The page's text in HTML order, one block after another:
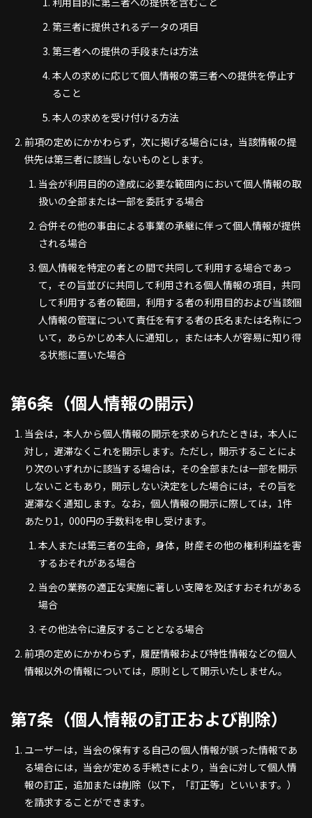
第三者に提供されるデータの項目
第三者への提供の手段または方法
本人の求めに応じて個人情報の第三者への提供を停止す
ること
本人の求めを受け付ける方法
前項の定めにかかわらず，次に掲げる場合には，当該情報の提
供先は第三者に該当しないものとします。
当会が利用目的の達成に必要な範囲内において個人情報の取
扱いの全部または一部を委託する場合
合併その他の事由による事業の承継に伴って個人情報が提供
される場合
個人情報を特定の者との間で共同して利用する場合であっ
て，その旨並びに共同して利用される個人情報の項目，共同
して利用する者の範囲，利用する者の利用目的および当該個
人情報の管理について責任を有する者の氏名または名称につ
いて，あらかじめ本人に通知し，または本人が容易に知り得
る状態に置いた場合
第6条（個人情報の開示）
当会は，本人から個人情報の開示を求められたときは，本人に
対し，遅滞なくこれを開示します。ただし，開示することによ
り次のいずれかに該当する場合は，その全部または一部を開示
しないこともあり，開示しない決定をした場合には，その旨を
遅滞なく通知します。なお，個人情報の開示に際しては，1件
あたり1，000円の手数料を申し受けます。
本人または第三者の生命，身体，財産その他の権利利益を害
するおそれがある場合
当会の業務の適正な実施に著しい支障を及ぼすおそれがある
場合
その他法令に違反することとなる場合
前項の定めにかかわらず，履歴情報および特性情報などの個人
情報以外の情報については，原則として開示いたしません。
第7条（個人情報の訂正および削除）
ユーザーは，当会の保有する自己の個人情報が誤った情報であ
る場合には，当会が定める手続きにより，当会に対して個人情
報の訂正，追加または削除（以下，「訂正等」といいます。）
を請求することができます。